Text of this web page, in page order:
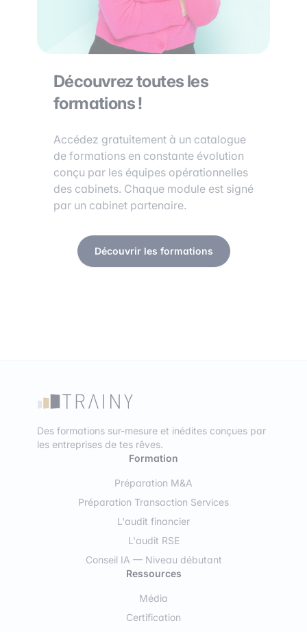
Découvrez toutes les
formations !
Accédez gratuitement à un catalogue
de formations en constante évolution
conçu par les équipes opérationnelles
des cabinets. Chaque module est signé
par un cabinet partenaire.
Découvrir les formations
Des formations sur-mesure et inédites conçues par
les entreprises de tes rêves.
Formation
Préparation M&A
Préparation Transaction Services
L'audit financier
L'audit RSE
Conseil IA — Niveau débutant
Ressources
Média
Certification